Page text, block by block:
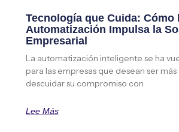
Tecnología que Cuida: Cómo
Automatización Impulsa la
Empresarial
La automatización inteligente se ha
para las empresas que desean ser
descuidar su compromiso con
Lee Más